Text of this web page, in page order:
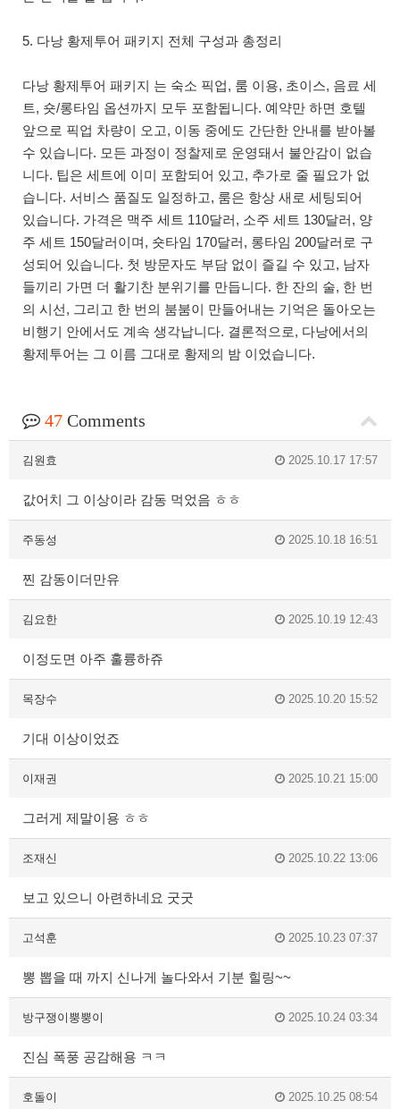
5. 다낭 황제투어 패키지 전체 구성과 총정리
다낭 황제투어 패키지 는 숙소 픽업, 룸 이용, 초이스, 음료 세
트, 숏/롱타임 옵션까지 모두 포함됩니다. 예약만 하면 호텔
앞으로 픽업 차량이 오고, 이동 중에도 간단한 안내를 받아볼
수 있습니다. 모든 과정이 정찰제로 운영돼서 불안감이 없습
니다. 팁은 세트에 이미 포함되어 있고, 추가로 줄 필요가 없
습니다. 서비스 품질도 일정하고, 룸은 항상 새로 세팅되어
있습니다. 가격은 맥주 세트 110달러, 소주 세트 130달러, 양
주 세트 150달러이며, 숏타임 170달러, 롱타임 200달러로 구
성되어 있습니다. 첫 방문자도 부담 없이 즐길 수 있고, 남자
들끼리 가면 더 활기찬 분위기를 만듭니다. 한 잔의 술, 한 번
의 시선, 그리고 한 번의 붐붐이 만들어내는 기억은 돌아오는
비행기 안에서도 계속 생각납니다. 결론적으로, 다낭에서의
황제투어는 그 이름 그대로 황제의 밤 이었습니다.
47 Comments
김원효 2025.10.17 17:57
값어치 그 이상이라 감동 먹었음 ㅎㅎ
주동성 2025.10.18 16:51
찐 감동이더만유
김요한 2025.10.19 12:43
이정도면 아주 훌륭하쥬
목장수 2025.10.20 15:52
기대 이상이었죠
이재권 2025.10.21 15:00
그러게 제말이용 ㅎㅎ
조재신 2025.10.22 13:06
보고 있으니 아련하네요 굿굿
고석훈 2025.10.23 07:37
뽕 뽑을 때 까지 신나게 놀다와서 기분 힐링~~
방구쟁이뿡뿡이 2025.10.24 03:34
진심 폭풍 공감해용 ㅋㅋ
호돌이 2025.10.25 08:54